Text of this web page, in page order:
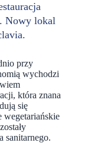
Nowy lokal
przy
wychodzi
która znana
się
wegetariańskie
sanitarnego.